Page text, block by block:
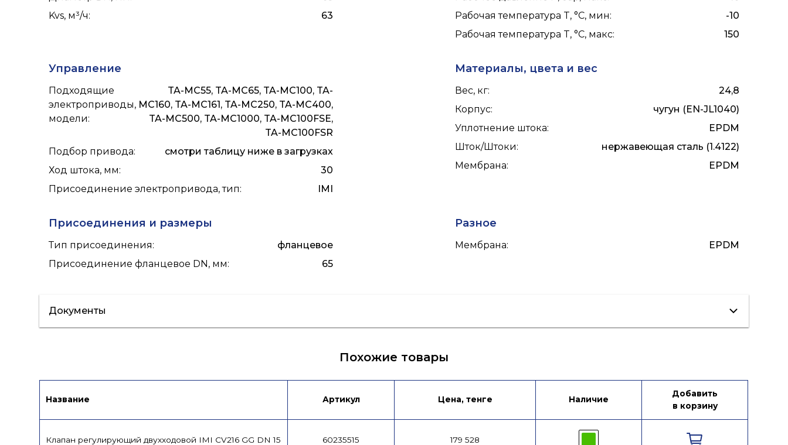
Kvs, м³/ч: 63
Рабочая температура T, °C, мин:
-10
Рабочая температура T, °C, макс: 150
Управление
Подходящие
электроприводы,
модели:
TA-MC55, TA-MC65, TA-MC100, TA-
MC160, TA-MC161, TA-MC250, TA-MC400,
TA-MC500, TA-MC1000, TA-MC100FSE,
TA-MC100FSR
Подбор привода:
смотри таблицу ниже в загрузках
Ход штока, мм:
30
Присоединение электропривода, тип: IMI
Материалы, цвета и вес
Вес, кг:
24,8
Корпус:
чугун (EN-JL1040)
Уплотнение штока:
EPDM
Шток/Штоки:
нержавеющая сталь (1.4122)
Мембрана: EPDM
Присоединения и размеры
Тип присоединения:
фланцевое
Присоединение фланцевое DN, мм: 65
Разное
Мембрана: EPDM
Документы
Похожие товары
Название Артикул Цена, тенге Наличие
Добавить
в корзину
Клапан регулирующий двухходовой IMI CV216 GG DN 15 60235515 179 528